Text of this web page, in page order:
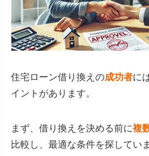
住宅ローン借り換えの成功者に
イントがあります。
まず、借り換えを決める前に複
比較し、最適な条件を探してい